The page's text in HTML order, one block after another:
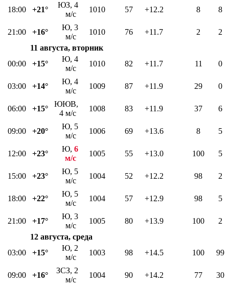
18:00 +21°
ЮЗ, 4
м/с
1010 57 +12.2 8 8
21:00 +16°
Ю, 3
м/с
1010 76 +11.7 2
2
11 августа, вторник
00:00
+15°
Ю, 4
м/с
1010 82 +11.7 11 0
03:00 +14°
Ю, 4
м/с
1009 87 +11.9 29 0
06:00 +15°
ЮЮВ,
4 м/с
1008 83 +11.9 37 6
09:00 +20°
Ю, 5
м/с
1006 69 +13.6 8 5
12:00 +23°
Ю, 6
м/с
1005 55 +13.0 100 5
15:00 +23°
Ю, 5
м/с
1004 52 +12.2 98 2
18:00 +22°
Ю, 5
м/с
1004 57 +12.9 98 5
21:00 +17°
Ю, 3
м/с
1005 80 +13.9 100
2
12 августа, среда
03:00
+15°
Ю, 2
м/с
1003 98 +14.5 100 99
09:00 +16°
ЗСЗ, 2
м/с
1004 90 +14.2 77 30